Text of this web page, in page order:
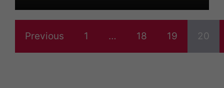
Previous 1 … 18 19 20